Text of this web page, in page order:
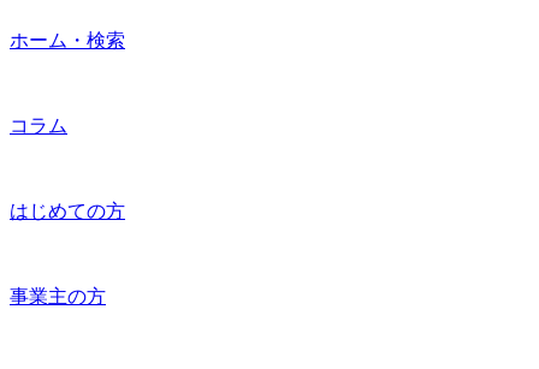
ホーム・検索
コラム
はじめての方
事業主の方